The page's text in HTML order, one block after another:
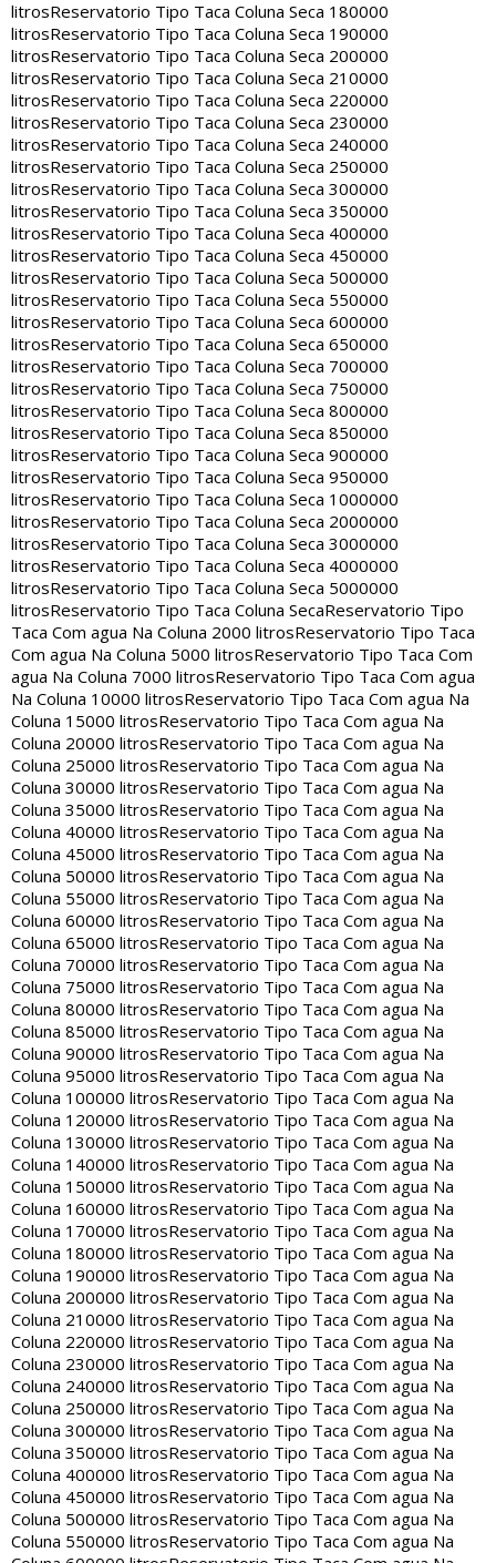
litrosReservatorio Tipo Taca Coluna Seca 180000
litrosReservatorio Tipo Taca Coluna Seca 190000
litrosReservatorio Tipo Taca Coluna Seca 200000
litrosReservatorio Tipo Taca Coluna Seca 210000
litrosReservatorio Tipo Taca Coluna Seca 220000
litrosReservatorio Tipo Taca Coluna Seca 230000
litrosReservatorio Tipo Taca Coluna Seca 240000
litrosReservatorio Tipo Taca Coluna Seca 250000
litrosReservatorio Tipo Taca Coluna Seca 300000
litrosReservatorio Tipo Taca Coluna Seca 350000
litrosReservatorio Tipo Taca Coluna Seca 400000
litrosReservatorio Tipo Taca Coluna Seca 450000
litrosReservatorio Tipo Taca Coluna Seca 500000
litrosReservatorio Tipo Taca Coluna Seca 550000
litrosReservatorio Tipo Taca Coluna Seca 600000
litrosReservatorio Tipo Taca Coluna Seca 650000
litrosReservatorio Tipo Taca Coluna Seca 700000
litrosReservatorio Tipo Taca Coluna Seca 750000
litrosReservatorio Tipo Taca Coluna Seca 800000
litrosReservatorio Tipo Taca Coluna Seca 850000
litrosReservatorio Tipo Taca Coluna Seca 900000
litrosReservatorio Tipo Taca Coluna Seca 950000
litrosReservatorio Tipo Taca Coluna Seca 1000000
litrosReservatorio Tipo Taca Coluna Seca 2000000
litrosReservatorio Tipo Taca Coluna Seca 3000000
litrosReservatorio Tipo Taca Coluna Seca 4000000
litrosReservatorio Tipo Taca Coluna Seca 5000000
litrosReservatorio Tipo Taca Coluna SecaReservatorio Tipo
Taca Com agua Na Coluna 2000 litrosReservatorio Tipo Taca
Com agua Na Coluna 5000 litrosReservatorio Tipo Taca Com
agua Na Coluna 7000 litrosReservatorio Tipo Taca Com agua
Na Coluna 10000 litrosReservatorio Tipo Taca Com agua Na
Coluna 15000 litrosReservatorio Tipo Taca Com agua Na
Coluna 20000 litrosReservatorio Tipo Taca Com agua Na
Coluna 25000 litrosReservatorio Tipo Taca Com agua Na
Coluna 30000 litrosReservatorio Tipo Taca Com agua Na
Coluna 35000 litrosReservatorio Tipo Taca Com agua Na
Coluna 40000 litrosReservatorio Tipo Taca Com agua Na
Coluna 45000 litrosReservatorio Tipo Taca Com agua Na
Coluna 50000 litrosReservatorio Tipo Taca Com agua Na
Coluna 55000 litrosReservatorio Tipo Taca Com agua Na
Coluna 60000 litrosReservatorio Tipo Taca Com agua Na
Coluna 65000 litrosReservatorio Tipo Taca Com agua Na
Coluna 70000 litrosReservatorio Tipo Taca Com agua Na
Coluna 75000 litrosReservatorio Tipo Taca Com agua Na
Coluna 80000 litrosReservatorio Tipo Taca Com agua Na
Coluna 85000 litrosReservatorio Tipo Taca Com agua Na
Coluna 90000 litrosReservatorio Tipo Taca Com agua Na
Coluna 95000 litrosReservatorio Tipo Taca Com agua Na
Coluna 100000 litrosReservatorio Tipo Taca Com agua Na
Coluna 120000 litrosReservatorio Tipo Taca Com agua Na
Coluna 130000 litrosReservatorio Tipo Taca Com agua Na
Coluna 140000 litrosReservatorio Tipo Taca Com agua Na
Coluna 150000 litrosReservatorio Tipo Taca Com agua Na
Coluna 160000 litrosReservatorio Tipo Taca Com agua Na
Coluna 170000 litrosReservatorio Tipo Taca Com agua Na
Coluna 180000 litrosReservatorio Tipo Taca Com agua Na
Coluna 190000 litrosReservatorio Tipo Taca Com agua Na
Coluna 200000 litrosReservatorio Tipo Taca Com agua Na
Coluna 210000 litrosReservatorio Tipo Taca Com agua Na
Coluna 220000 litrosReservatorio Tipo Taca Com agua Na
Coluna 230000 litrosReservatorio Tipo Taca Com agua Na
Coluna 240000 litrosReservatorio Tipo Taca Com agua Na
Coluna 250000 litrosReservatorio Tipo Taca Com agua Na
Coluna 300000 litrosReservatorio Tipo Taca Com agua Na
Coluna 350000 litrosReservatorio Tipo Taca Com agua Na
Coluna 400000 litrosReservatorio Tipo Taca Com agua Na
Coluna 450000 litrosReservatorio Tipo Taca Com agua Na
Coluna 500000 litrosReservatorio Tipo Taca Com agua Na
Coluna 550000 litrosReservatorio Tipo Taca Com agua Na